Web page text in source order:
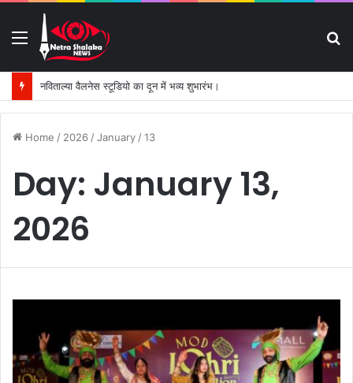
Menu
नविताल्या वैलनेस स्टूडियो का दून में भव्य शुभारंभ।
Home / 2026 /January /13
Day: January 13,
2026